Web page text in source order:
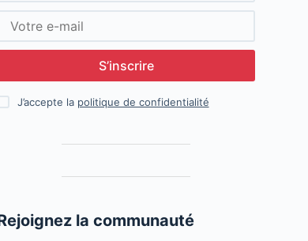
S’inscrire
J’accepte la politique de confidentialité
la communauté